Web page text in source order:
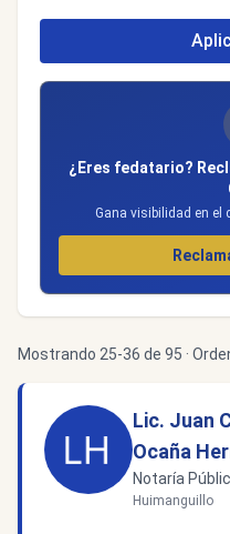
¿Eres fedatario?
Gana visibilidad en el
Mostrando 25-36 de 95 ·
Lic. Juan
Ocaña
Notaría
Huimanguillo